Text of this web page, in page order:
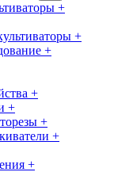
+
+
+
+
+
+
+
+